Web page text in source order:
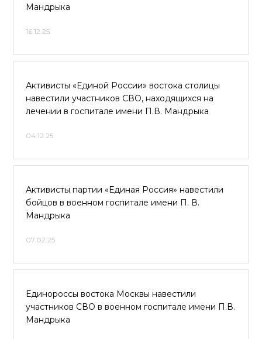
Мандрыка
16.12.25
Активисты «Единой России» востока столицы
навестили участников СВО, находящихся на
лечении в госпитале имени П.В. Мандрыка
04.12.25
Активисты партии «Единая Россия» навестили
бойцов в военном госпитале имени П. В.
Мандрыка
07.02.25
Единороссы востока Москвы навестили
участников СВО в военном госпитале имени П.В.
Мандрыка